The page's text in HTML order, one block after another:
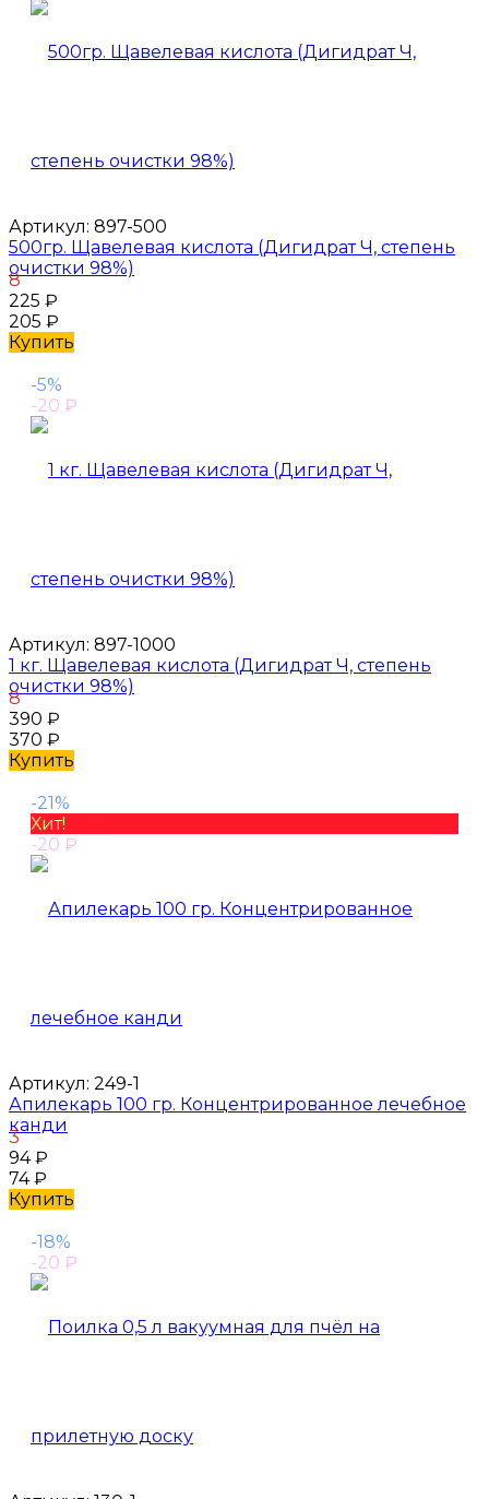
Артикул: 897-500
500гр. Щавелевая кислота (Дигидрат Ч, степень
очистки 98%)
8
225 ₽
205 ₽
Купить
-5%
-20 ₽
Артикул: 897-1000
1 кг. Щавелевая кислота (Дигидрат Ч, степень
очистки 98%)
8
390 ₽
370 ₽
Купить
-21%
Хит!
-20 ₽
Артикул: 249-1
Апилекарь 100 гр. Концентрированное лечебное
канди
3
94₽
74₽
Купить
-18%
-20 ₽